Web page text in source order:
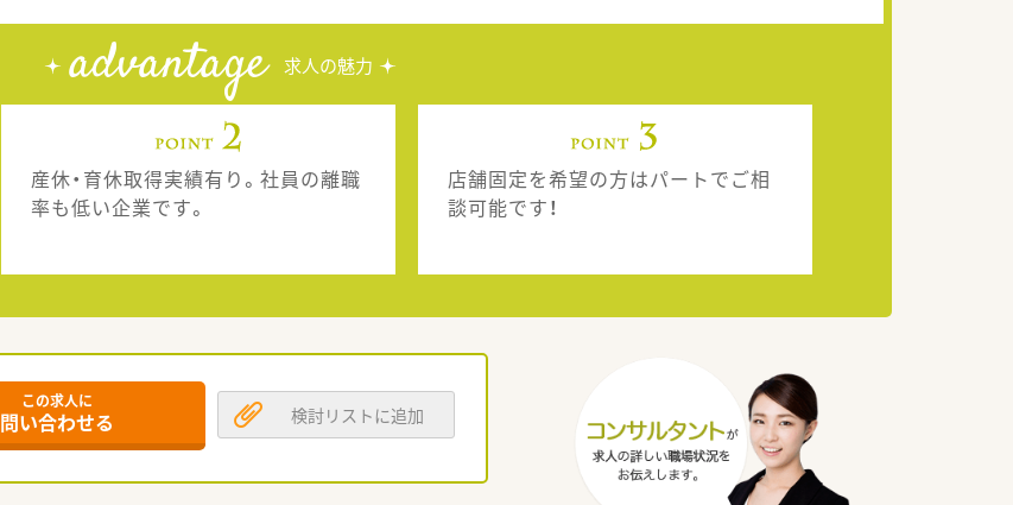
advantage 求人の魅力
産休・育休取得実績有り。社員の離職
率も低い企業です。
店舗固定を希望の方はパートでご相
談可能です！
この求人に
問い合わせる 検討リストに追加